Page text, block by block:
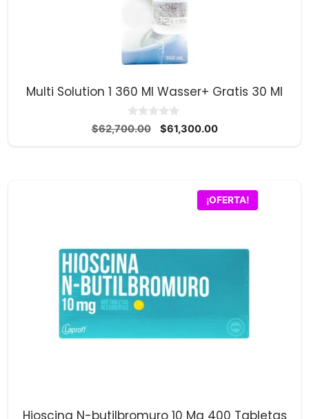
Multi Solution 1 360 Ml Wasser+ Gratis 30 Ml
0
d
$62,700.00
El
$61,300.00El
¡OFERTA!
Hioscina N-butilbromuro 10 Mg 400 Tabletas